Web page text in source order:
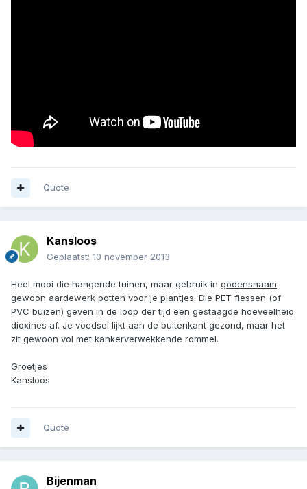
Quote
Kansloos
Geplaatst: 10 november 2013
Heel mooi die hangende tuinen, maar gebruik in godensnaam
gewoon aardewerk potten voor je plantjes. Die PET flessen (of
PVC buizen) geven in de loop der tijd een gestaagde hoeveelheid
dioxines af. Je voedsel lijkt aan de buitenkant gezond, maar het
zit gewoon vol met kankerverwekkende rommel.
Groetjes
Kansloos
Quote
Bijenman